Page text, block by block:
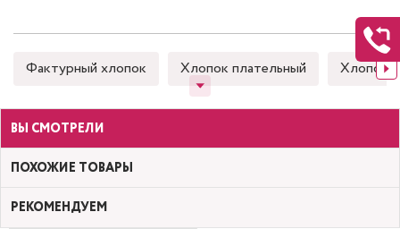
Фактурный хлопок Хлопок плательный Хлопок
ВЫ СМОТРЕЛИ
ПОХОЖИЕ ТОВАРЫ
РЕКОМЕНДУЕМ